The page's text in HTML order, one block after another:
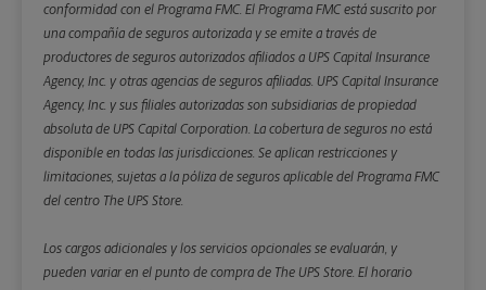
conformidad con el Programa FMC. El Programa FMC está suscrito por
una compañía de seguros autorizada y se emite a través de
productores de seguros autorizados afiliados a UPS Capital Insurance
Agency, Inc. y otras agencias de seguros afiliadas. UPS Capital Insurance
Agency, Inc. y sus filiales autorizadas son subsidiarias de propiedad
absoluta de UPS Capital Corporation. La cobertura de seguros no está
disponible en todas las jurisdicciones. Se aplican restricciones y
limitaciones, sujetas a la póliza de seguros aplicable del Programa FMC
del centro The UPS Store.
Los cargos adicionales y los servicios opcionales se evaluarán, y
pueden variar en el punto de compra de The UPS Store. El horario